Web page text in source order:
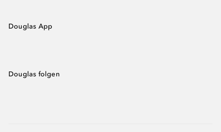
Douglas App
Douglas folgen